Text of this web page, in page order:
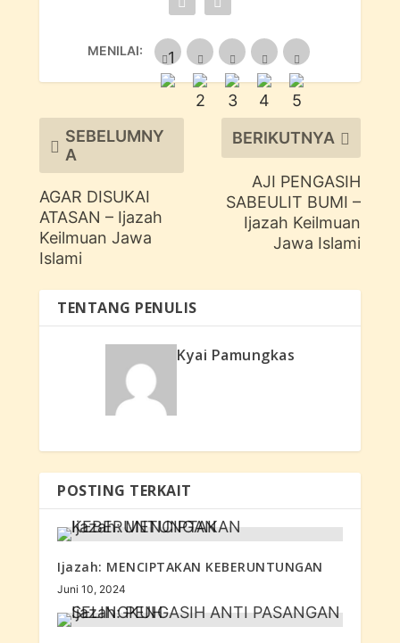
MENILAI:
SEBELUMNY
A
AGAR DISUKAI
ATASAN – Ijazah
Keilmuan Jawa
Islami
BERIKUTNYA
AJI PENGASIH
SABEULIT BUMI –
Ijazah Keilmuan
Jawa Islami
TENTANG PENULIS
Kyai Pamungkas
POSTING TERKAIT
Ijazah: MENCIPTAKAN KEBERUNTUNGAN
Juni 10, 2024